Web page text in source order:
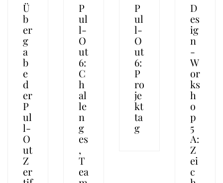
Ü
b
er
g
a
b
e
d
er
P
ul
l-
O
ut
Z
er
P
ul
l-
O
ut
6:
C
h
al
le
n
g
es
,
T
ea
P
ul
l-
O
ut
6:
P
ro
je
kt
ta
g
D
es
ig
n
-
W
or
ks
h
o
p
5
A:
Z
ei
c